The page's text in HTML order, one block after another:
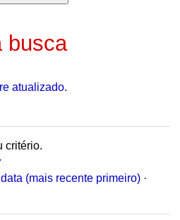
busca
atualizado.
critério.
data (mais recente primeiro) ·